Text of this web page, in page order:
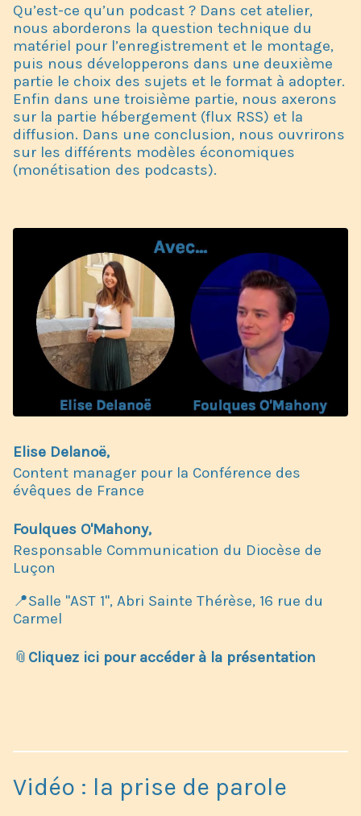
Qu’est-ce qu’un podcast ? Dans cet atelier,
nous aborderons la question technique du
matériel pour l’enregistrement et le montage,
puis nous développerons dans une deuxième
partie le choix des sujets et le format à adopter.
Enfin dans une troisième partie, nous axerons
sur la partie hébergement (flux RSS) et la
diffusion. Dans une conclusion, nous ouvrirons
sur les différents modèles économiques
(monétisation des podcasts).
Elise Delanoë,
Content manager pour la Conférence des
évêques de France
Foulques O'Mahony,
Responsable Communication du Diocèse de
Luçon
📍Salle "AST 1", Abri Sainte Thérèse, 16 rue du
Carmel
📎 Cliquez ici pour accéder à la présentation
Vidéo : la prise de parole